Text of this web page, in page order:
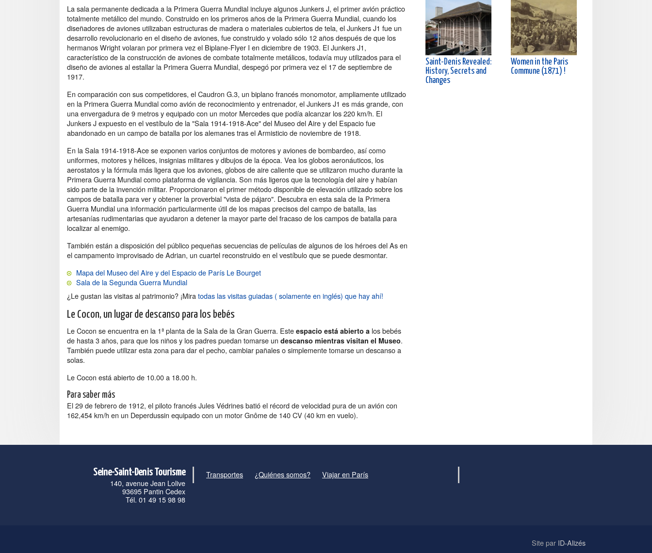
La sala permanente dedicada a la Primera Guerra Mundial incluye algunos Junkers J, el primer avión práctico
totalmente metálico del mundo. Construido en los primeros años de la Primera Guerra Mundial, cuando los
diseñadores de aviones utilizaban estructuras de madera o materiales cubiertos de tela, el Junkers J1 fue un
desarrollo revolucionario en el diseño de aviones, fue construido y volado sólo 12 años después de que los
hermanos Wright volaran por primera vez el Biplane-Flyer I en diciembre de 1903. El Junkers J1,
característico de la construcción de aviones de combate totalmente metálicos, todavía muy utilizados para el
diseño de aviones al estallar la Primera Guerra Mundial, despegó por primera vez el 17 de septiembre de
1917.
En comparación con sus competidores, el Caudron G.3, un biplano francés monomotor, ampliamente utilizado
en la Primera Guerra Mundial como avión de reconocimiento y entrenador, el Junkers J1 es más grande, con
una envergadura de 9 metros y equipado con un motor Mercedes que podía alcanzar los 220 km/h. El
Junkers J expuesto en el vestíbulo de la "Sala 1914-1918-Ace" del Museo del Aire y del Espacio fue
abandonado en un campo de batalla por los alemanes tras el Armisticio de noviembre de 1918.
En la Sala 1914-1918-Ace se exponen varios conjuntos de motores y aviones de bombardeo, así como
uniformes, motores y hélices, insignias militares y dibujos de la época. Vea los globos aeronáuticos, los
aerostatos y la fórmula más ligera que los aviones, globos de aire caliente que se utilizaron mucho durante la
Primera Guerra Mundial como plataforma de vigilancia. Son más ligeros que la tecnología del aire y habían
sido parte de la invención militar. Proporcionaron el primer método disponible de elevación utilizado sobre los
campos de batalla para ver y obtener la proverbial "vista de pájaro". Descubra en esta sala de la Primera
Guerra Mundial una información particularmente útil de los mapas precisos del campo de batalla, las
artesanías rudimentarias que ayudaron a detener la mayor parte del fracaso de los campos de batalla para
localizar al enemigo.
También están a disposición del público pequeñas secuencias de películas de algunos de los héroes del As en
el campamento improvisado de Adrian, un cuartel reconstruido en el vestíbulo que se puede desmontar.
Mapa del Museo del Aire y del Espacio de París Le Bourget
Sala de la Segunda Guerra Mundial
¿Le gustan las visitas al patrimonio? ¡Miratodas las visitas guiadas ( solamente en inglés) que hay ahí!
Le Cocon, un lugar de descanso para los bebés
Le Cocon se encuentra en la 1ª planta de la Sala de la Gran Guerra. Este espacio está abierto a los bebés
de hasta 3 años, para que los niños y los padres puedan tomarse un descanso mientras visitan el Museo.
También puede utilizar esta zona para dar el pecho, cambiar pañales o simplemente tomarse un descanso a
solas.
Le Cocon está abierto de 10.00 a 18.00 h.
Para saber más
El 29 de febrero de 1912, el piloto francés Jules Védrines batió el récord de velocidad pura de un avión con
162,454 km/h en un Deperdussin equipado con un motor Gnôme de 140 CV (40 km en vuelo).
Saint-Denis Revealed:
History, Secrets and
Changes
Women in the Paris
Commune (1871) !
Seine-Saint-Denis Tourisme
140, avenue Jean Lolive
93695 Pantin Cedex
Tél. 01 49 15 98 98
Transportes ¿Quiénes somos? Viajar en París
Site par ID-Alizés